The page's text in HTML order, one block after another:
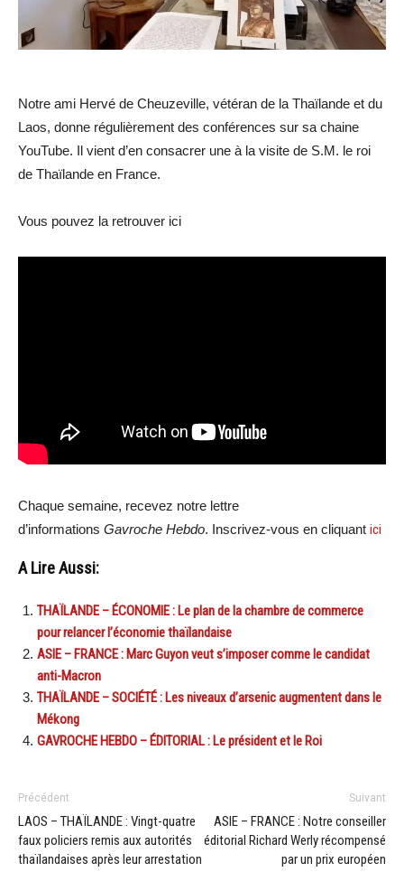
Notre ami Hervé de Cheuzeville, vétéran de la Thaïlande et du
Laos, donne régulièrement des conférences sur sa chaine
YouTube. Il vient d’en consacrer une à la visite de S.M. le roi
de Thaïlande en France.
Vous pouvez la retrouver ici
Chaque semaine, recevez notre lettre
d’informations Gavroche Hebdo. Inscrivez-vous en cliquant ici
A Lire Aussi:
THAÏLANDE – ÉCONOMIE : Le plan de la chambre de commerce
pour relancer l’économie thaïlandaise
ASIE – FRANCE : Marc Guyon veut s’imposer comme le candidat
anti-Macron
THAÏLANDE – SOCIÉTÉ : Les niveaux d’arsenic augmentent dans le
Mékong
GAVROCHE HEBDO – ÉDITORIAL : Le président et le Roi
Précédent
LAOS – THAÏLANDE : Vingt-quatre
faux policiers remis aux autorités
thaïlandaises après leur arrestation
Suivant
ASIE – FRANCE : Notre conseiller
éditorial Richard Werly récompensé
par un prix européen